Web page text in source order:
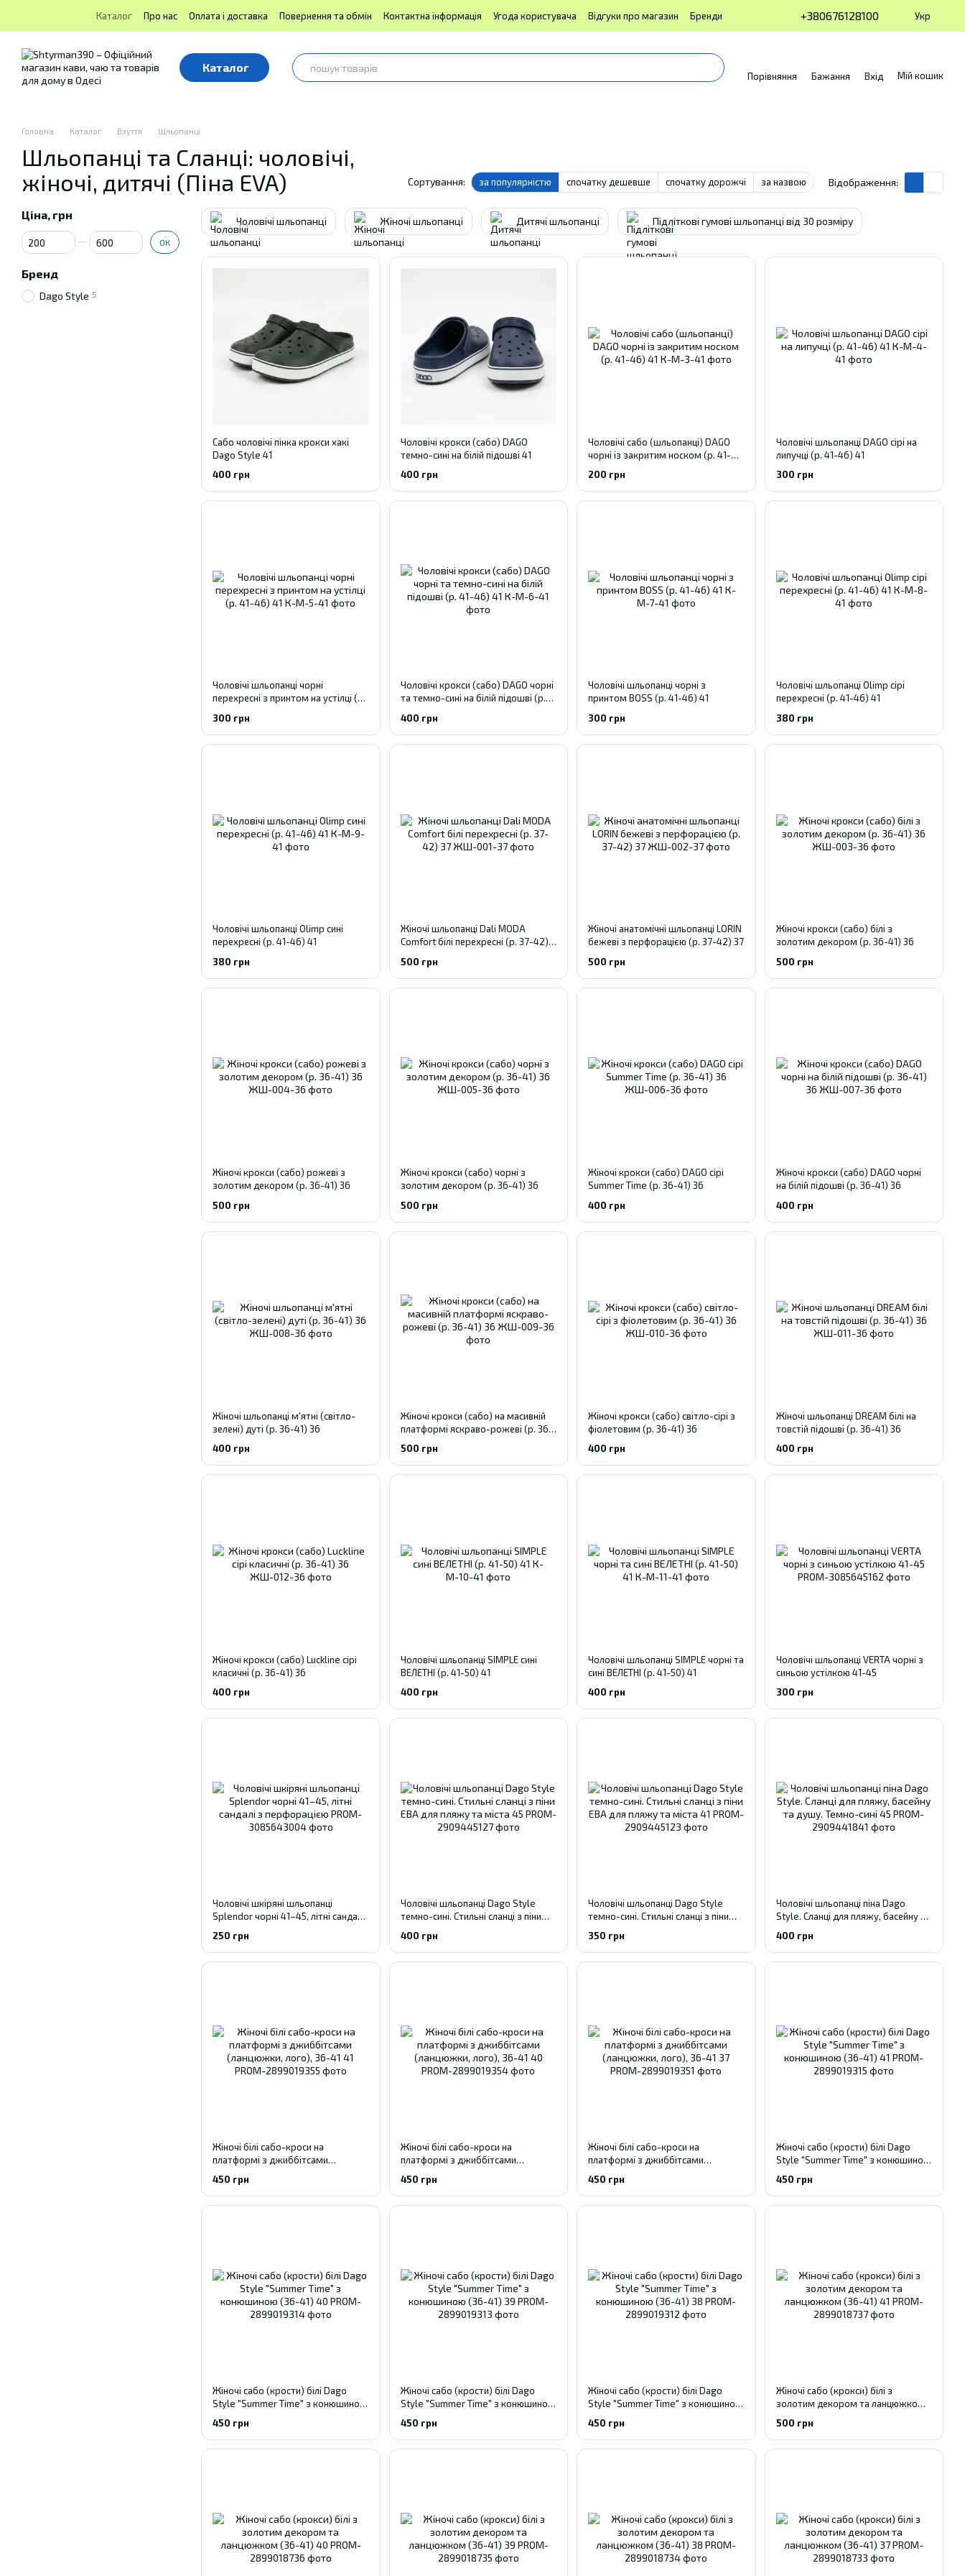
Перейти до основного контенту
Каталог Про нас Оплата і доставка Повернення та обмін Контактна інформація Угода користувача Відгуки про магазин
Бренди
Блог | Shtyrman390
Публічна оферта
+380676128100 Укр
Каталог
Порівняння Бажання Вхід Мій кошик
Головна Каталог Взуття Шльопанці
Шльопанці та Сланці: чоловічі,
жіночі, дитячі (Піна EVA)
Сортування: за популярністю спочатку дешевше спочатку дорожчі за назвою Відображення:
Чоловічі шльопанці Жіночі шльопанці Дитячі шльопанці Підліткові гумові шльопанці від 30 розміру
Сабо чоловічі пінка крокси хакі
Dago Style 41
400 грн
Чоловічі крокси (сабо) DAGO
темно-сині на білій підошві 41
400 грн
Чоловічі сабо (шльопанці) DAGO
чорні із закритим носком (р. 41-
200 грн
Чоловічі шльопанці DAGO сірі на
липучці (р. 41-46) 41
300 грн
Чоловічі шльопанці чорні
перехресні з принтом на устілці (р.
300 грн
Чоловічі крокси (сабо) DAGO чорні
та темно-сині на білій підошві (р.
400 грн
Чоловічі шльопанці чорні з
принтом BOSS (р. 41-46) 41
300 грн
Чоловічі шльопанці Olimp сірі
перехресні (р. 41-46) 41
380 грн
Чоловічі шльопанці Olimp сині
перехресні (р. 41-46) 41
380 грн
Жіночі шльопанці Dali MODA
Comfort білі перехресні (р. 37-42)
500 грн
Жіночі анатомічні шльопанці LORIN
бежеві з перфорацією (р. 37-42) 37
500 грн
Жіночі крокси (сабо) білі з
золотим декором (р. 36-41) 36
500 грн
Жіночі крокси (сабо) рожеві з
золотим декором (р. 36-41) 36
500 грн
Жіночі крокси (сабо) чорні з
золотим декором (р. 36-41) 36
500 грн
Жіночі крокси (сабо) DAGO сірі
Summer Time (р. 36-41) 36
400 грн
Жіночі крокси (сабо) DAGO чорні
на білій підошві (р. 36-41) 36
400 грн
Жіночі шльопанці м'ятні (світло-
зелені) дуті (р. 36-41) 36
400 грн
Жіночі крокси (сабо) на масивній
платформі яскраво-рожеві (р. 36-
500 грн
Жіночі крокси (сабо) світло-сірі з
фіолетовим (р. 36-41) 36
400 грн
Жіночі шльопанці DREAM білі на
товстій підошві (р. 36-41) 36
400 грн
Жіночі крокси (сабо) Luckline сірі
класичні (р. 36-41) 36
400 грн
Чоловічі шльопанці SIMPLE сині
ВЕЛЕТНІ (р. 41-50) 41
400 грн
Чоловічі шльопанці SIMPLE чорні та
сині ВЕЛЕТНІ (р. 41-50) 41
400 грн
Чоловічі шльопанці VERTA чорні з
синьою устілкою 41-45
300 грн
Чоловічі шкіряні шльопанці
Splendor чорні 41–45, літні сандалі
250 грн
Чоловічі шльопанці Dago Style
темно-сині. Стильні сланці з піни
400 грн
Чоловічі шльопанці Dago Style
темно-сині. Стильні сланці з піни
350 грн
Чоловічі шльопанці піна Dago
Style. Сланці для пляжу, басейну та
400 грн
Жіночі білі сабо-кроси на
платформі з джиббітсами
450 грн
Жіночі білі сабо-кроси на
платформі з джиббітсами
450 грн
Жіночі білі сабо-кроси на
платформі з джиббітсами
450 грн
Жіночі сабо (крости) білі Dago
Style "Summer Time" з конюшиною
450 грн
Жіночі сабо (крости) білі Dago
Style "Summer Time" з конюшиною
450 грн
Жіночі сабо (крости) білі Dago
Style "Summer Time" з конюшиною
450 грн
Жіночі сабо (крости) білі Dago
Style "Summer Time" з конюшиною
450 грн
Жіночі сабо (крокси) білі з
золотим декором та ланцюжком
500 грн
Ціна, грн
Від Ціна, грн
До Ціна, грн ОК
Бренд
Dago Style 5